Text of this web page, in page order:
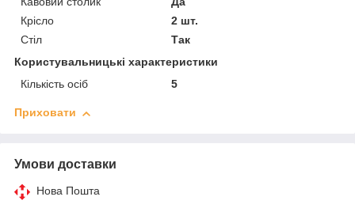
Крісло
2 шт.
Стіл
Так
Користувальницькі характеристики
Кількість осіб
5
Приховати
Умови доставки
Нова Пошта